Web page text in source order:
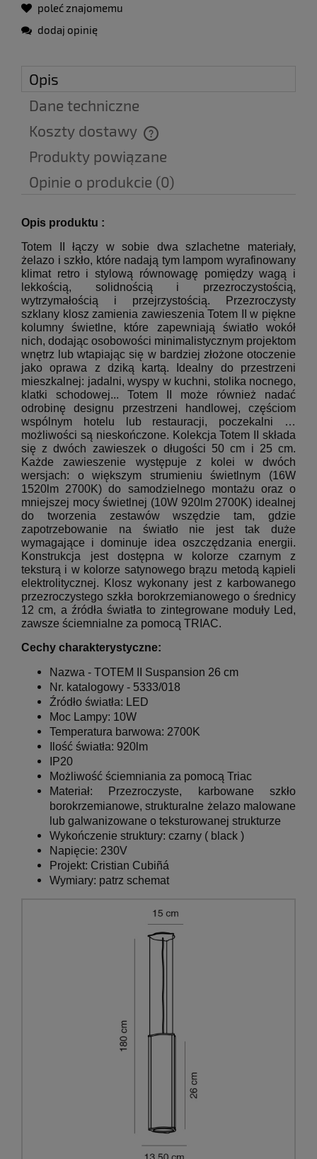
poleć znajomemu
dodaj opinię
Opis
Dane techniczne
Koszty dostawy
Cena nie zawiera ewentualnych kosztów płatności
Produkty powiązane
Opinie o produkcie (0)
Opis produktu :
Totem II łączy w sobie dwa szlachetne materiały,
żelazo i szkło, które nadają tym lampom wyrafinowany
klimat retro i stylową równowagę pomiędzy wagą i
lekkością, solidnością i przezroczystością,
wytrzymałością i przejrzystością.
Przezroczysty
szklany klosz zamienia zawieszenia Totem II w piękne
kolumny świetlne, które zapewniają światło wokół
nich, dodając osobowości minimalistycznym projektom
wnętrz lub wtapiając się w bardziej złożone otoczenie
jako oprawa z dziką kartą.
Idealny do przestrzeni
mieszkalnej: jadalni, wyspy w kuchni, stolika nocnego,
klatki schodowej... Totem II może również nadać
odrobinę designu przestrzeni handlowej, częściom
wspólnym hotelu lub restauracji, poczekalni
…
możliwości są nieskończone. Kolekcja Totem II składa
się z dwóch zawieszek o długości 50 cm i 25 cm.
Każde zawieszenie występuje z kolei w dwóch
wersjach: o większym strumieniu świetlnym (16W
1520lm 2700K) do samodzielnego montażu oraz o
mniejszej mocy świetlnej (10W 920lm 2700K) idealnej
do tworzenia zestawów wszędzie tam, gdzie
zapotrzebowanie na światło nie jest tak duże
wymagające i dominuje idea oszczędzania energii.
Konstrukcja jest dostępna w kolorze czarnym z
teksturą i w kolorze satynowego brązu metodą kąpieli
elektrolitycznej.
Klosz wykonany jest z karbowanego
przezroczystego szkła borokrzemianowego o średnicy
12 cm, a źródła światła to zintegrowane moduły Led,
zawsze ściemnialne za pomocą TRIAC.
Cechy charakterystyczne:
Nazwa - TOTEM II Suspansion 26 cm
Nr. katalogowy - 5333/018
Źródło światła: LED
Moc Lampy: 10W
Temperatura barwowa: 2700K
ość światła: 920lm
IP20
Możliwość ściemniania za pomocą Triac
Materiał:
Przezroczyste, karbowane szkło
borokrzemianowe, strukturalne żelazo malowane
lub galwanizowane o teksturowanej strukturze
Wykończenie struktury: czarny ( black )
Napięcie: 230V
Projekt: Cristian Cubiñá
Wymiary: patrz schemat